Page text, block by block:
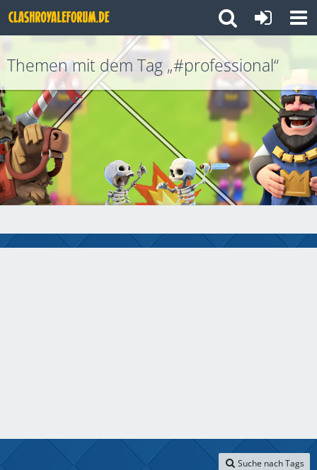
Themen mit dem Tag „#professional“
Suche nach Tags